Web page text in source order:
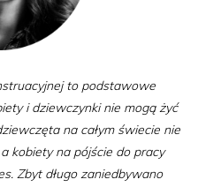
to podstawowe
i dziewczynki nie mogą żyć
na całym świecie nie
kobiety na pójście do pracy
Zbyt długo zaniedbywano